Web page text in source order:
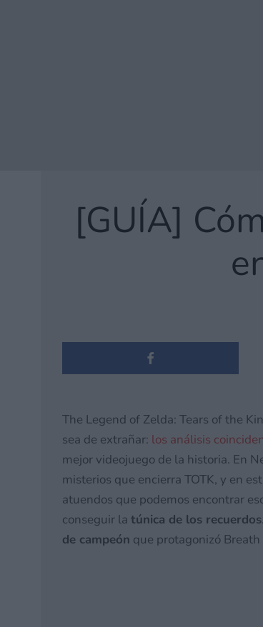
[GUÍA]
The Legend of Zelda: Tears of the
sea de extrañar: los análisis coinciden
mejor videojuego de la historia. En
misterios que encierra TOTK, y en
atuendos que podemos encontrar
conseguir la túnica de los recuerdos
de campeón que protagonizó